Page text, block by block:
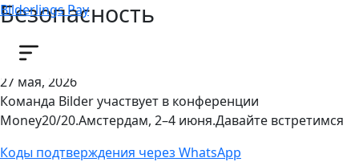
Bilderlings Pay
Безопасность
26 записей
MONEY2020
27 мая, 2026
Команда Bilder участвует в конференции
Money20/20.Амстердам, 2–4 июня.Давайте встретимся
Коды подтверждения через WhatsApp